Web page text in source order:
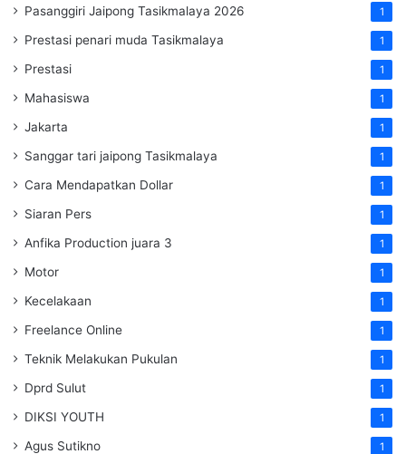
Pasanggiri Jaipong Tasikmalaya 2026 1
Prestasi penari muda Tasikmalaya 1
Prestasi 1
Mahasiswa 1
Jakarta 1
Sanggar tari jaipong Tasikmalaya 1
Cara Mendapatkan Dollar 1
Siaran Pers 1
Anfika Production juara 3 1
Motor 1
Kecelakaan 1
Freelance Online 1
Teknik Melakukan Pukulan 1
Dprd Sulut 1
DIKSI YOUTH 1
Agus Sutikno 1